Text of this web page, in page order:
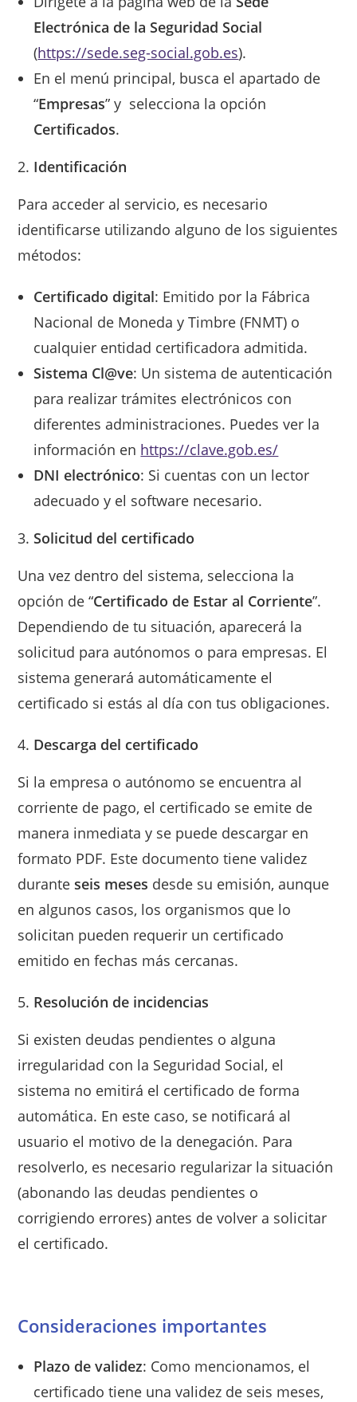
Electrónica de la Seguridad Social
(https://sede.seg-social.gob.es).
En el menú principal, busca el apartado de
“Empresas” y selecciona la opción
Certificados.
Identificación
Para acceder al servicio, es necesario
identificarse utilizando alguno de los siguientes
métodos:
Certificado digital: Emitido por la Fábrica
Nacional de Moneda y Timbre (FNMT) o
cualquier entidad certificadora admitida.
Sistema Cl@ve: Un sistema de autenticación
para realizar trámites electrónicos con
diferentes administraciones. Puedes ver la
información en https://clave.gob.es/
DNI electrónico: Si cuentas con un lector
adecuado y el software necesario.
Solicitud del certificado
Una vez dentro del sistema, selecciona la
opción de “Certificado de Estar al Corriente”.
Dependiendo de tu situación, aparecerá la
solicitud para autónomos o para empresas. El
sistema generará automáticamente el
certificado si estás al día con tus obligaciones.
Descarga del certificado
Si la empresa o autónomo se encuentra al
corriente de pago, el certificado se emite de
manera inmediata y se puede descargar en
formato PDF. Este documento tiene validez
duranteseis meses desde su emisión, aunque
en algunos casos, los organismos que lo
solicitan pueden requerir un certificado
emitido en fechas más cercanas.
Resolución de incidencias
Si existen deudas pendientes o alguna
irregularidad con la Seguridad Social, el
sistema no emitirá el certificado de forma
automática. En este caso, se notificará al
usuario el motivo de la denegación. Para
resolverlo, es necesario regularizar la situación
(abonando las deudas pendientes o
corrigiendo errores) antes de volver a solicitar
el certificado.
Consideraciones importantes
Plazo de validez: Como mencionamos, el
certificado tiene una validez de seis meses,